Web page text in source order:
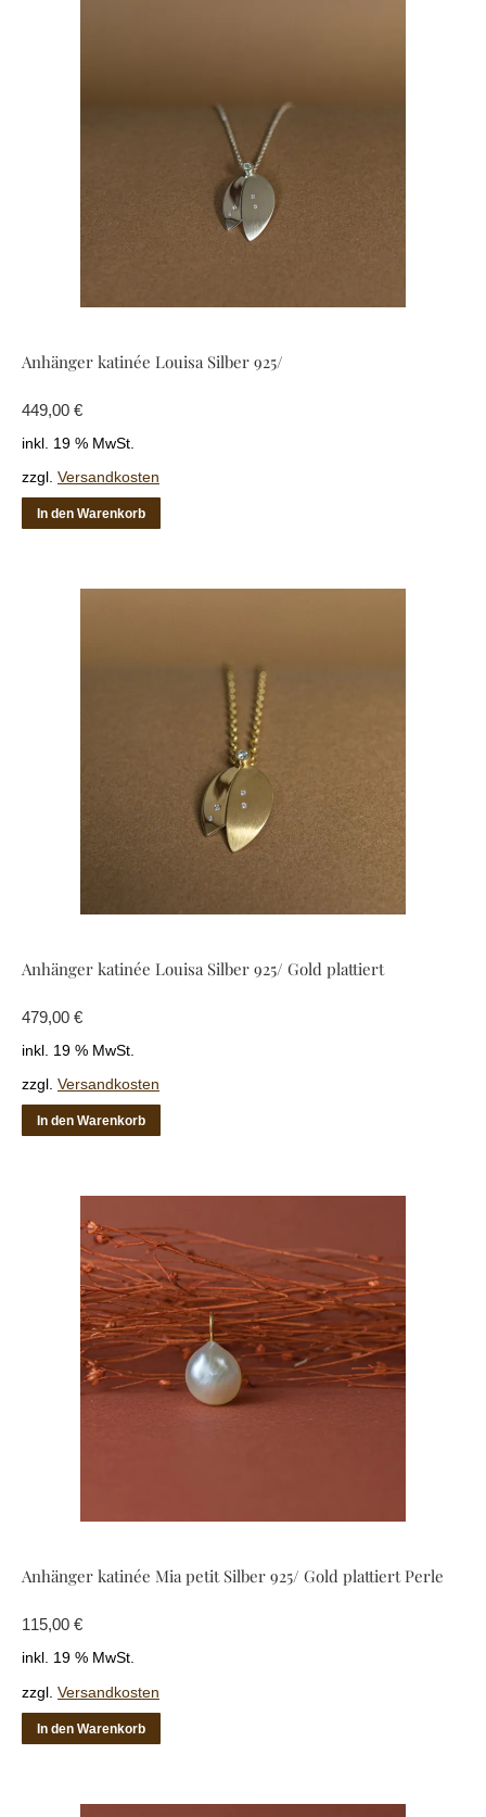
Anhänger katinée Louisa Silber 925/
449,00 €
inkl. 19 % MwSt.
zzgl. Versandkosten
In den Warenkorb
Anhänger katinée Louisa Silber 925/ Gold plattiert
479,00 €
inkl. 19 % MwSt.
zzgl. Versandkosten
In den Warenkorb
Anhänger katinée Mia petit Silber 925/ Gold plattiert Perle
115,00 €
inkl. 19 % MwSt.
zzgl. Versandkosten
In den Warenkorb